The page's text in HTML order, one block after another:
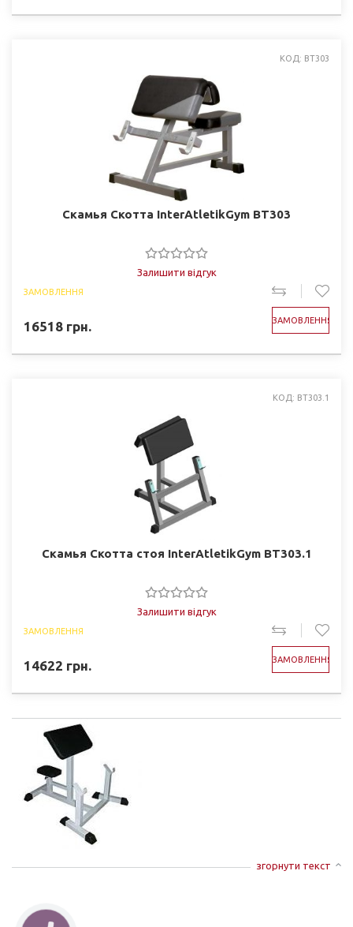
КОД: BT303
Скамья Скотта InterAtletikGym BT303
Залишити відгук
ЗАМОВЛЕННЯ
16518 грн. ЗАМОВЛЕННЯ
КОД: BT303.1
Скамья Скотта стоя InterAtletikGym BT303.1
Залишити відгук
ЗАМОВЛЕННЯ
14622 грн. ЗАМОВЛЕННЯ
згорнути текст